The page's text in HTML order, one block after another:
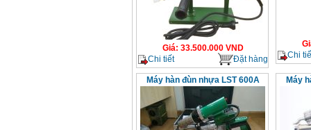
Giá: 33.500.000 VND
Chi tiết
Đặt hàng
Chi
Máy hàn đùn nhựa LST 600A Máy